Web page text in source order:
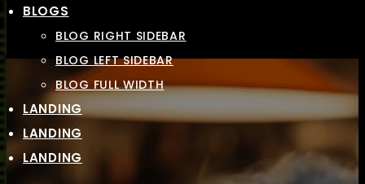
BLOGS
BLOG RIGHT SIDEBAR
BLOG LEFT SIDEBAR
BLOG FULL WIDTH
LANDING
LANDING
LANDING